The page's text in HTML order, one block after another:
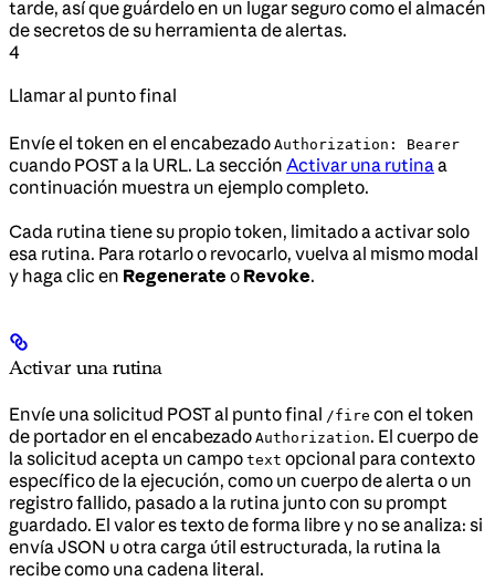
tarde, así que guárdelo en un lugar seguro como el almacén
de secretos de su herramienta de alertas.
4
Llamar al punto final
Envíe el token en el encabezado Authorization: Bearer
cuando POST a la URL. La sección Activar una rutinaa
continuación muestra un ejemplo completo.
Cada rutina tiene su propio token, limitado a activar solo
esa rutina. Para rotarlo o revocarlo, vuelva al mismo modal
y haga clic en Regenerate o Revoke.
Activar una rutina
Envíe una solicitud POST al punto final /fire con el token
de portador en el encabezado Authorization. El cuerpo de
la solicitud acepta un campo text opcional para contexto
específico de la ejecución, como un cuerpo de alerta o un
registro fallido, pasado a la rutina junto con su prompt
guardado. El valor es texto de forma libre y no se analiza: si
envía JSON u otra carga útil estructurada, la rutina la
recibe como una cadena literal.